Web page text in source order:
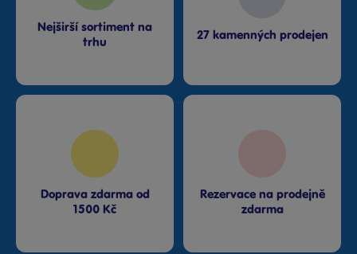
Nejširší sortiment na
trhu
27 kamenných prodejen
Doprava zdarma od
1500 Kč
Rezervace na prodejně
zdarma